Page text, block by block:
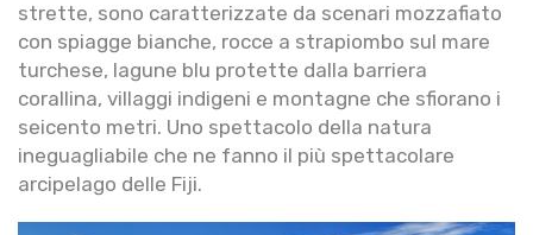
strette, sono caratterizzate da scenari mozzafiato
con spiagge bianche, rocce a strapiombo sul mare
turchese, lagune blu protette dalla barriera
corallina, villaggi indigeni e montagne che sfiorano i
seicento metri. Uno spettacolo della natura
ineguagliabile che ne fanno il più spettacolare
arcipelago delle Fiji.